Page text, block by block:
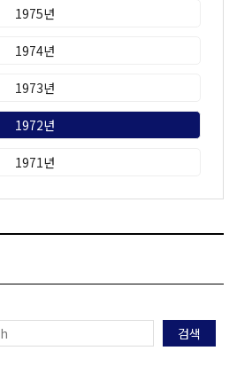
1975년
1974년
1973년
1972년
1971년
검색